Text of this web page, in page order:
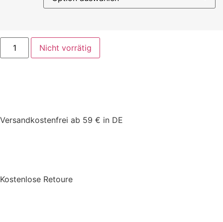
Nicht vorrätig
Versandkostenfrei ab 59 € in DE
Kostenlose Retoure